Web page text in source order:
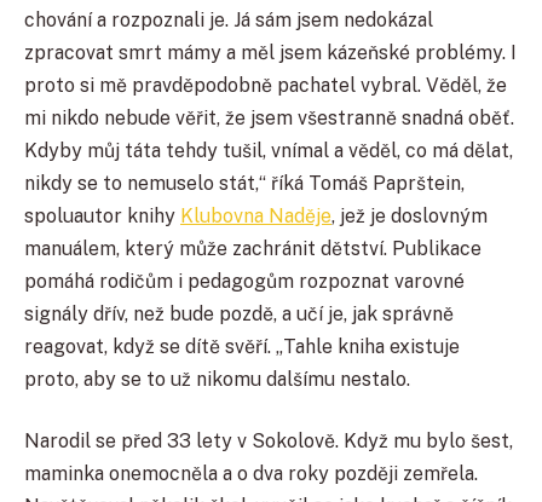
chování a rozpoznali je. Já sám jsem nedokázal
zpracovat smrt mámy a měl jsem kázeňské problémy. I
proto si mě pravděpodobně pachatel vybral. Věděl, že
mi nikdo nebude věřit, že jsem všestranně snadná oběť.
Kdyby můj táta tehdy tušil, vnímal a věděl, co má dělat,
nikdy se to nemuselo stát,“ říká Tomáš Paprštein,
spoluautor knihy Klubovna Naděje, jež je doslovným
manuálem, který může zachránit dětství. Publikace
pomáhá rodičům i pedagogům rozpoznat varovné
signály dřív, než bude pozdě, a učí je, jak správně
reagovat, když se dítě svěří. „Tahle kniha existuje
proto, aby se to už nikomu dalšímu nestalo.
Narodil se před 33 lety v Sokolově. Když mu bylo šest,
maminka onemocněla a o dva roky později zemřela.